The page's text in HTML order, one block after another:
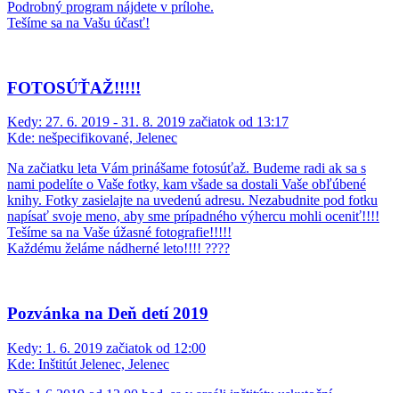
Podrobný program nájdete v prílohe.
Tešíme sa na Vašu účasť!
FOTOSÚŤAŽ!!!!!
Kedy: 27. 6. 2019 - 31. 8. 2019 začiatok od 13:17
Kde: nešpecifikované, Jelenec
Na začiatku leta Vám prinášame fotosúťaž. Budeme radi ak sa s
nami podelíte o Vaše fotky, kam všade sa dostali Vaše obľúbené
knihy. Fotky zasielajte na uvedenú adresu. Nezabudnite pod fotku
napísať svoje meno, aby sme prípadného výhercu mohli oceniť!!!!
Tešíme sa na Vaše úžasné fotografie!!!!!
Každému želáme nádherné leto!!!! ????
Pozvánka na Deň detí 2019
Kedy: 1. 6. 2019 začiatok od 12:00
Kde: Inštitút Jelenec, Jelenec